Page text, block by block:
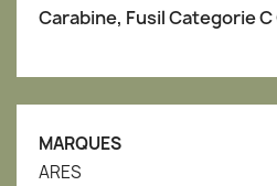
Carabine, Fusil Categorie
MARQUES
ARES